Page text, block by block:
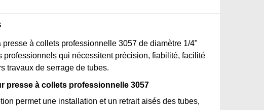
à collets professionnelle 3057 de diamètre 1/4"
professionnels qui nécessitent précision, fiabilité, facilité
travaux de serrage de tubes.
presse à collets professionnelle 3057
permet une installation et un retrait aisés des tubes,